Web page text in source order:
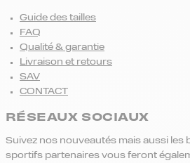
Guide des tailles
FAQ
Qualité & garantie
Livraison et retours
SAV
CONTACT
RÉSEAUX SOCIAUX
Suivez nos nouveautés mais aussi les
sportifs partenaires vous feront